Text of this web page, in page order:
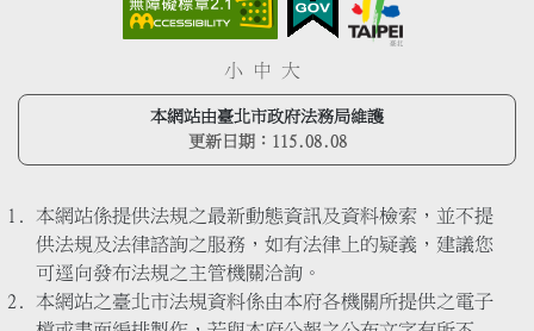
小 中 大
本網站由臺北市政府法務局維護
更新日期： 115.08.08
本網站係提供法規之最新動態資訊及資料檢索，並不提
供法規及法律諮詢之服務，如有法律上的疑義，建議您
可逕向發布法規之主管機關洽詢。
本網站之臺北市法規資料係由本府各機關所提供之電子